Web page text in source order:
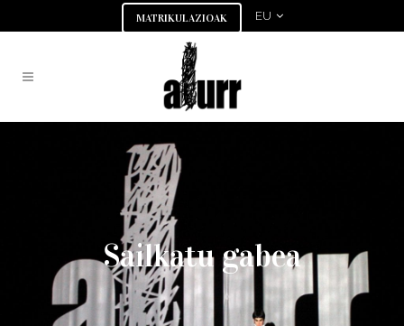
MATRIKULAZIOAK EU
Sailkatu gabea